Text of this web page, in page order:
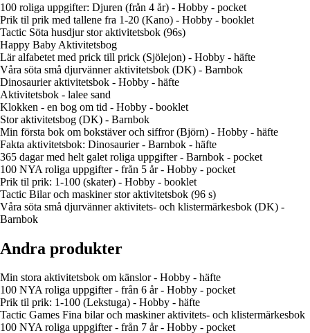
100 roliga uppgifter: Djuren (från 4 år) - Hobby - pocket
Prik til prik med tallene fra 1-20 (Kano) - Hobby - booklet
Tactic Söta husdjur stor aktivitetsbok (96s)
Happy Baby Aktivitetsbog
Lär alfabetet med prick till prick (Sjölejon) - Hobby - häfte
Våra söta små djurvänner aktivitetsbok (DK) - Barnbok
Dinosaurier aktivitetsbok - Hobby - häfte
Aktivitetsbok - lalee sand
Klokken - en bog om tid - Hobby - booklet
Stor aktivitetsbog (DK) - Barnbok
Min första bok om bokstäver och siffror (Björn) - Hobby - häfte
Fakta aktivitetsbok: Dinosaurier - Barnbok - häfte
365 dagar med helt galet roliga uppgifter - Barnbok - pocket
100 NYA roliga uppgifter - från 5 år - Hobby - pocket
Prik til prik: 1-100 (skater) - Hobby - booklet
Tactic Bilar och maskiner stor aktivitetsbok (96 s)
Våra söta små djurvänner aktivitets- och klistermärkesbok (DK) -
Barnbok
Andra produkter
Min stora aktivitetsbok om känslor - Hobby - häfte
100 NYA roliga uppgifter - från 6 år - Hobby - pocket
Prik til prik: 1-100 (Lekstuga) - Hobby - häfte
Tactic Games Fina bilar och maskiner aktivitets- och klistermärkesbok
100 NYA roliga uppgifter - från 7 år - Hobby - pocket